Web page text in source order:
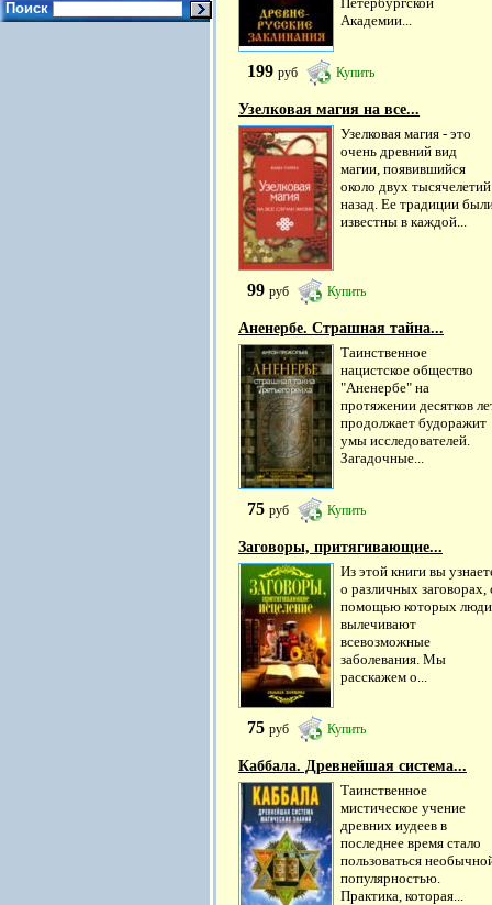
Поиск
Академии...
199 руб Купить
Узелковая магия на все...
Узелковая магия - это
очень древний вид
магии, появившийся
около двух тысячелетий
назад. Ее традиции
известны в каждой...
99 руб Купить
Аненербе. Страшная тайна...
Таинственное
нацистское общество
"Аненербе" на
протяжении десятков
продолжает будоражит
умы исследователей.
Загадочные...
75 руб Купить
Заговоры, притягивающие...
Из этой книги вы
о различных заговорах,
помощью которых люди
вылечивают
всевозможные
заболевания. Мы
расскажем о...
75 руб Купить
Каббала. Древнейшая система...
Таинственное
мистическое учение
древних иудеев в
последнее время стало
пользоваться
популярностью.
Практика, которая...